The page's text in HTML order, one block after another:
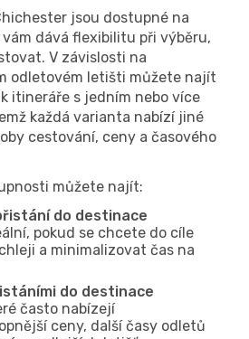
jsou dostupné na
dává flexibilitu při výběru,
V závislosti na
odletovém letišti můžete najít
itineráře s jedním nebo více
každá varianta nabízí jiné
cestování, ceny a časového
můžete najít:
do destinace
pokud se chcete do cíle
a minimalizovat čas na
do destinace
často nabízejí
ceny, další časy odletů